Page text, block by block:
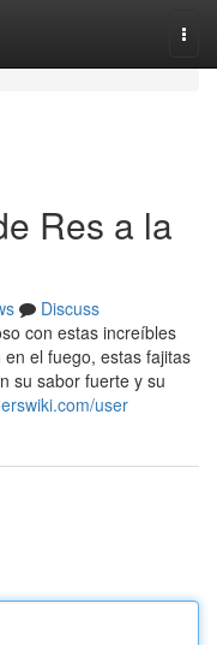
Res a la
Discuss
con estas increíbles
el fuego, estas fajitas
su sabor fuerte y su
user